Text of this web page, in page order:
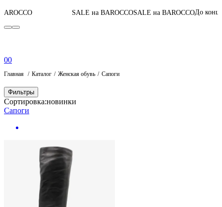
SALE на BAROCCO SALE на BAROCCO До конца акции04:15:
00
Главная Каталог Женская обувь Сапоги
Фильтры
Сортировка:новинки
Сапоги